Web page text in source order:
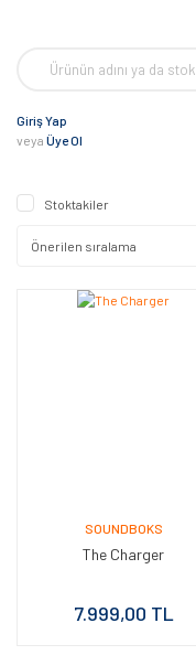
Giriş Yap
veya Üye Ol
Stoktakiler
SOUNDBOKS
The Charger
7.999,00 TL